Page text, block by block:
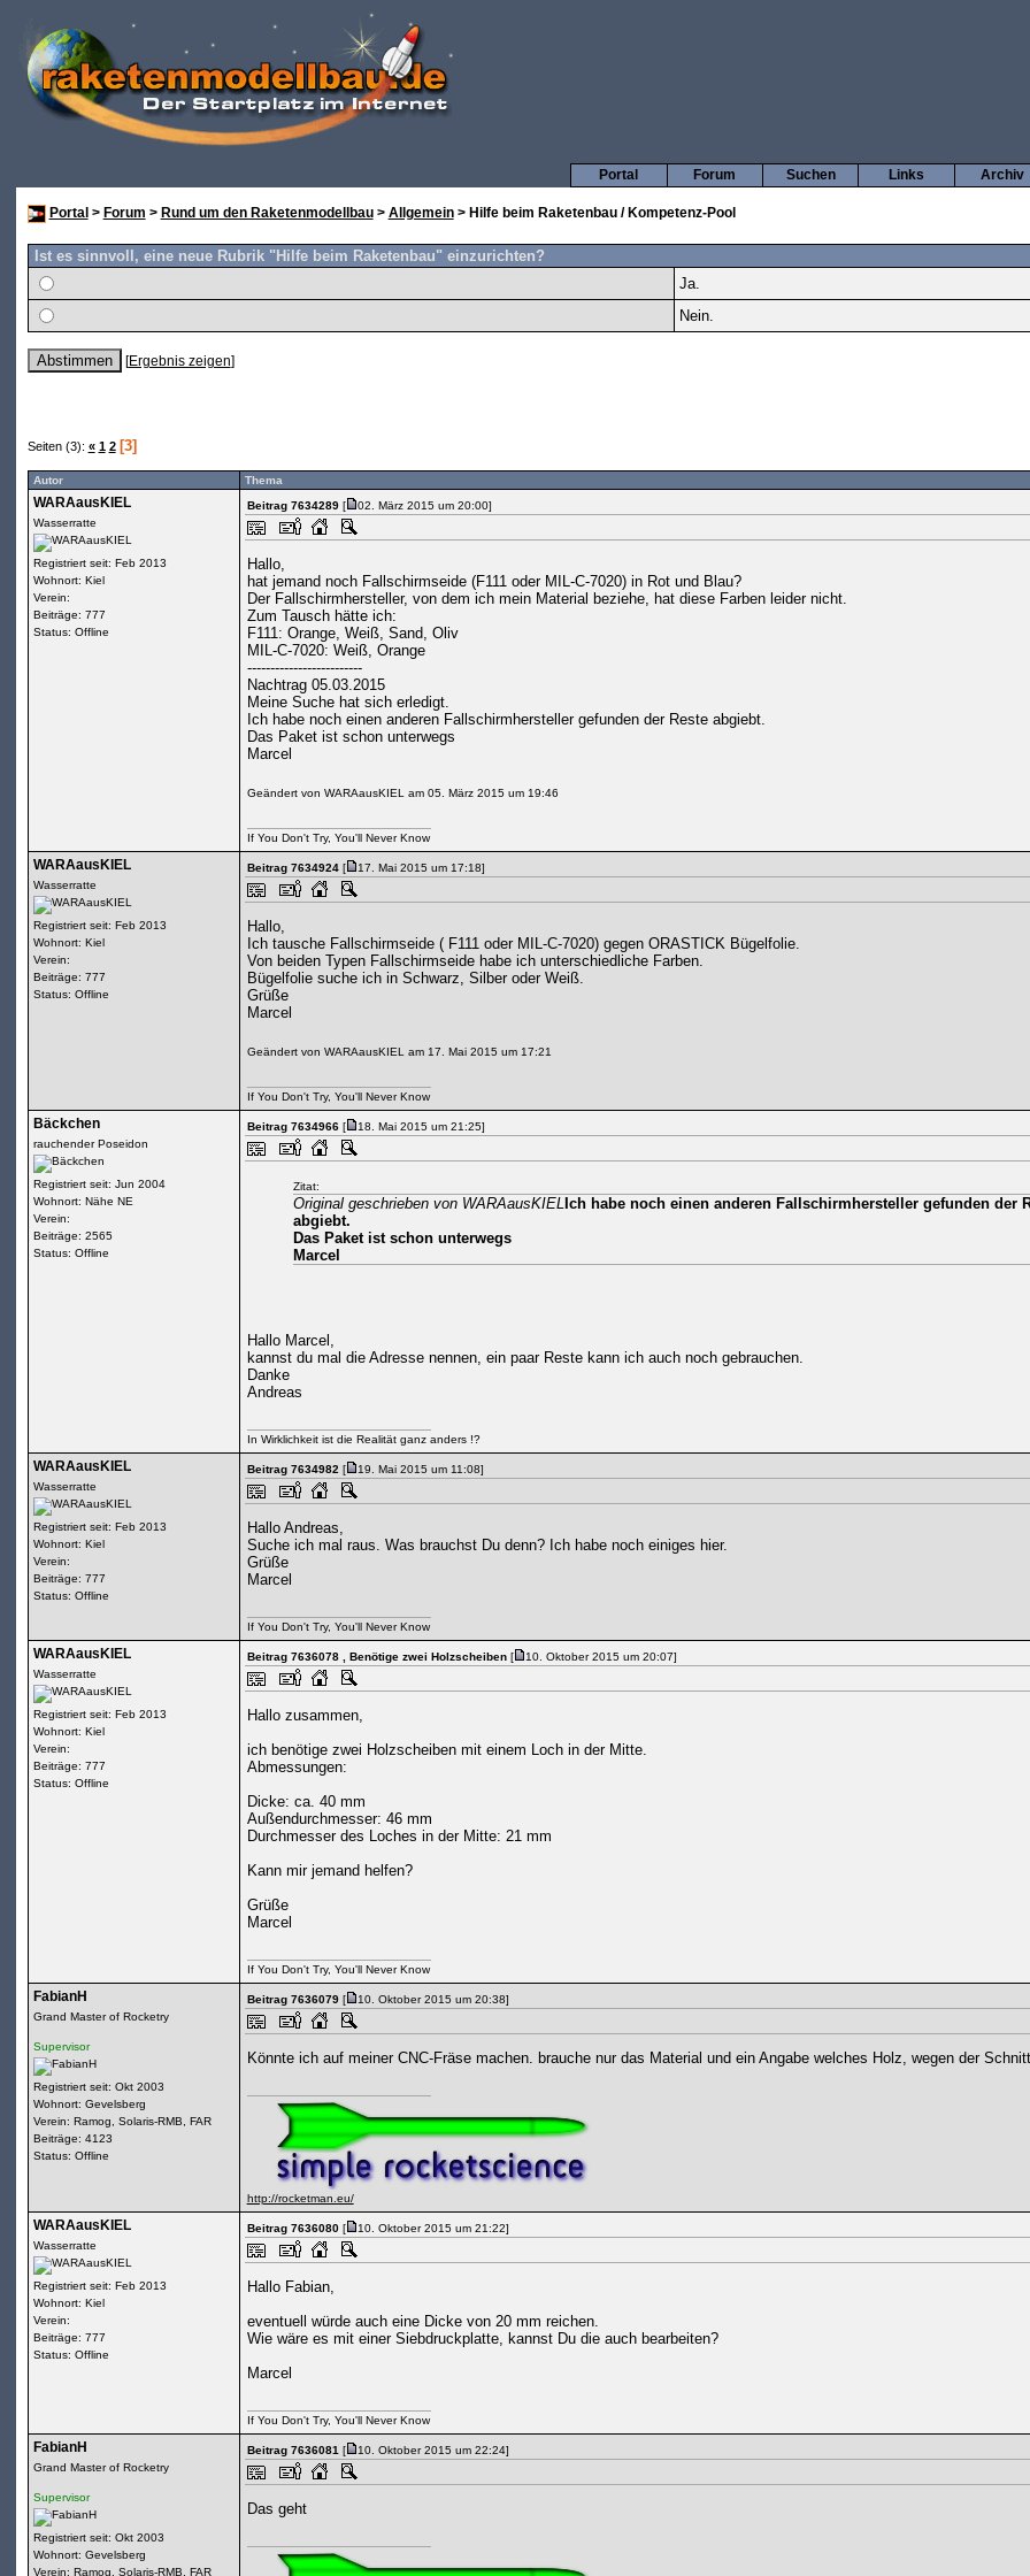
Archiv
Links
Suchen
Forum
Portal
Portal > Forum > Rund um den Raketenmodellbau> Allgemein> Hilfe beim Raketenbau / Kompetenz-Pool
Ist es sinnvoll, eine neue Rubrik "Hilfe beim Raketenbau" einzurichten?
Ja.
Nein.
[Ergebnis zeigen]
Seiten (3): « 1 2 [3]
Autor Thema
WARAausKIEL
Wasserratte
Registriert seit: Feb 2013
Wohnort: Kiel
Verein:
Beiträge: 777
Status: Offline
Beitrag 7634289[
02. März 2015 um 20:00]
Hallo,
hat jemand noch Fallschirmseide (F111 oder MIL-C-7020) in Rot und Blau?
Der Fallschirmhersteller, von dem ich mein Material beziehe, hat diese Farben leider nicht.
Zum Tausch hätte ich:
F111: Orange, Weiß, Sand, Oliv
MIL-C-7020: Weiß, Orange
-------------------------
Nachtrag 05.03.2015
Meine Suche hat sich erledigt.
Ich habe noch einen anderen Fallschirmhersteller gefunden der Reste abgiebt.
Das Paket ist schon unterwegs
Marcel
Geändert von WARAausKIEL am 05. März 2015 um 19:46
If You Don't Try, You'll Never Know
WARAausKIEL
Wasserratte
Registriert seit: Feb 2013
Wohnort: Kiel
Verein:
Beiträge: 777
Status: Offline
Beitrag 7634924[
17. Mai 2015 um 17:18]
Hallo,
Ich tausche Fallschirmseide ( F111 oder MIL-C-7020) gegen ORASTICK Bügelfolie.
Von beiden Typen Fallschirmseide habe ich unterschiedliche Farben.
Bügelfolie suche ich in Schwarz, Silber oder Weiß.
Grüße
Marcel
Geändert von WARAausKIEL am 17. Mai 2015 um 17:21
If You Don't Try, You'll Never Know
Bäckchen
rauchender Poseidon
Registriert seit: Jun 2004
Wohnort: Nähe NE
Verein:
Beiträge: 2565
Status: Offline
Beitrag 7634966[
18. Mai 2015 um 21:25]
Zitat:
Original geschrieben von WARAausKIEL Ich habe noch einen anderen Fallschirmhersteller gefunden der
abgiebt.
Das Paket ist schon unterwegs
Marcel
Hallo Marcel,
kannst du mal die Adresse nennen, ein paar Reste kann ich auch noch gebrauchen.
Danke
Andreas
In Wirklichkeit ist die Realität ganz anders !?
WARAausKIEL
Wasserratte
Registriert seit: Feb 2013
Wohnort: Kiel
Verein:
Beiträge: 777
Status: Offline
Beitrag 7634982[
19. Mai 2015 um 11:08]
Hallo Andreas,
Suche ich mal raus. Was brauchst Du denn? Ich habe noch einiges hier.
Grüße
Marcel
If You Don't Try, You'll Never Know
WARAausKIEL
Wasserratte
Registriert seit: Feb 2013
Wohnort: Kiel
Verein:
Beiträge: 777
Status: Offline
Beitrag 7636078 , Benötige zwei Holzscheiben[
10. Oktober 2015 um 20:07]
Hallo zusammen,
ich benötige zwei Holzscheiben mit einem Loch in der Mitte.
Abmessungen:
Dicke: ca. 40 mm
Außendurchmesser: 46 mm
Durchmesser des Loches in der Mitte: 21 mm
Kann mir jemand helfen?
Grüße
Marcel
If You Don't Try, You'll Never Know
FabianH
Grand Master of Rocketry
Supervisor
Registriert seit: Okt 2003
Wohnort: Gevelsberg
Verein: Ramog, Solaris-RMB, FAR
Beiträge: 4123
Status: Offline
Beitrag 7636079[
10. Oktober 2015 um 20:38]
Könnte ich auf meiner CNC-Fräse machen. brauche nur das Material und ein Angabe welches Holz, wegen der
http://rocketman.eu/
WARAausKIEL
Wasserratte
Registriert seit: Feb 2013
Wohnort: Kiel
Verein:
Beiträge: 777
Status: Offline
Beitrag 7636080[
10. Oktober 2015 um 21:22]
Hallo Fabian,
eventuell würde auch eine Dicke von 20 mm reichen.
Wie wäre es mit einer Siebdruckplatte, kannst Du die auch bearbeiten?
Marcel
If You Don't Try, You'll Never Know
FabianH
Grand Master of Rocketry
Supervisor
Registriert seit: Okt 2003
Wohnort: Gevelsberg
Verein: Ramog, Solaris-RMB, FAR
Beitrag 7636081[
10. Oktober 2015 um 22:24]
Das geht